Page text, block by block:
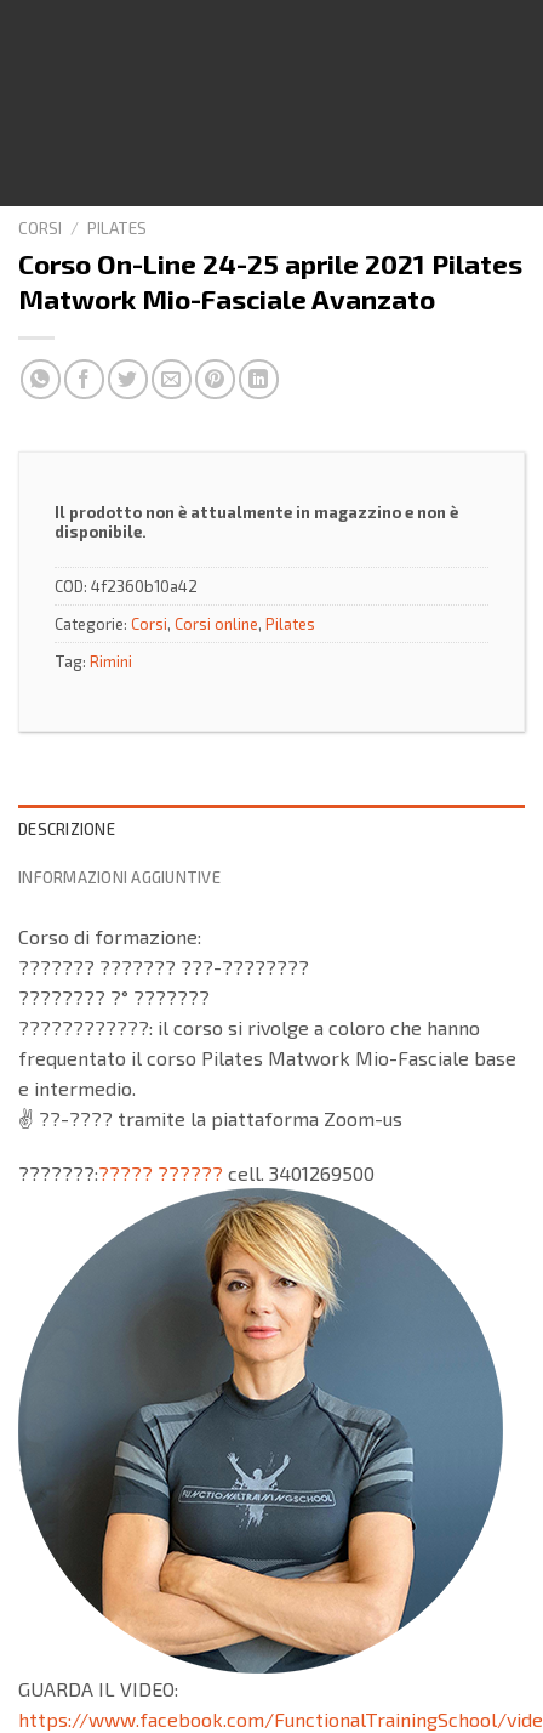
CORSI / PILATES
Corso On-Line 24-25 aprile 2021 Pilates
Matwork Mio-Fasciale Avanzato
Il prodotto non è attualmente in magazzino e non è
disponibile.
COD: 4f2360b10a42
Categorie: Corsi, Corsi online, Pilates
Tag: Rimini
DESCRIZIONE
INFORMAZIONI AGGIUNTIVE
Corso di formazione:
??????? ??????? ???-????????
???????? ?° ???????
????????????: il corso si rivolge a coloro che hanno
frequentato il corso Pilates Matwork Mio-Fasciale base
e intermedio.
✌️ ??-???? tramite la piattaforma Zoom-us
???????:????? ?????? cell. 3401269500
GUARDA IL VIDEO:
https://www.facebook.com/FunctionalTrainingSchool/